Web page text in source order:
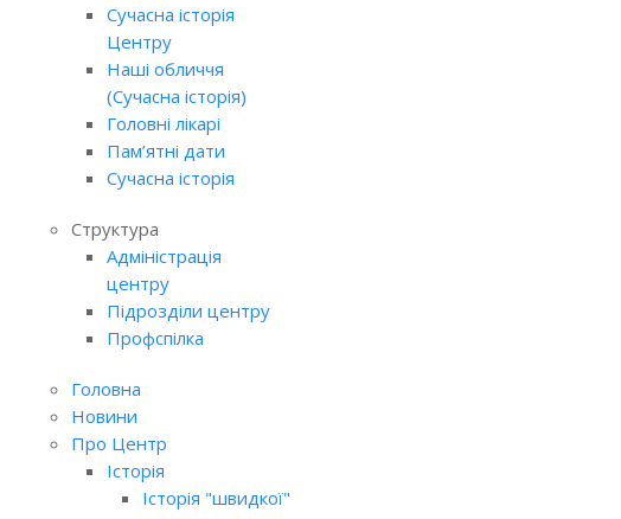
Сучасна історія
Центру
Наші обличчя
(Сучасна історія)
Головні лікарі
Пам’ятні дати
Сучасна історія
Структура
Адміністрація
центру
Підрозділи центру
Профспілка
Головна
Новини
Про Центр
Історія
Історія "швидкої"